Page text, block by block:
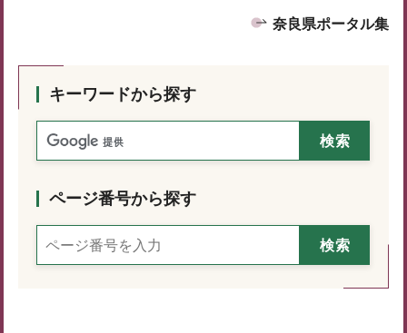
奈良県ポータル集
キーワードから探す
ページ番号から探す